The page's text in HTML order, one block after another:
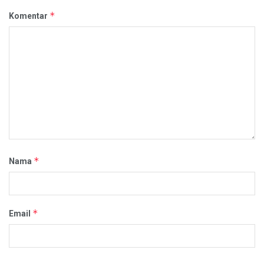
Komentar *
Nama *
Email *